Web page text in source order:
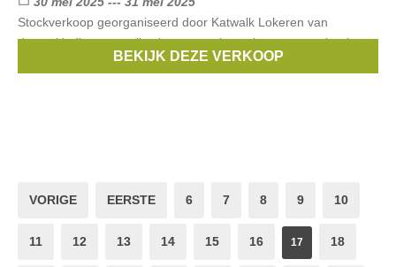
Stockverkoop georganiseerd door Katwalk Lokeren van
dameskleding van collecties van vorige seizoenen aan kortingen
BEKIJK DEZE VERKOOP
VORIGE EERSTE 6 7 8 9 10
11 12 13 14 15 16 17 18